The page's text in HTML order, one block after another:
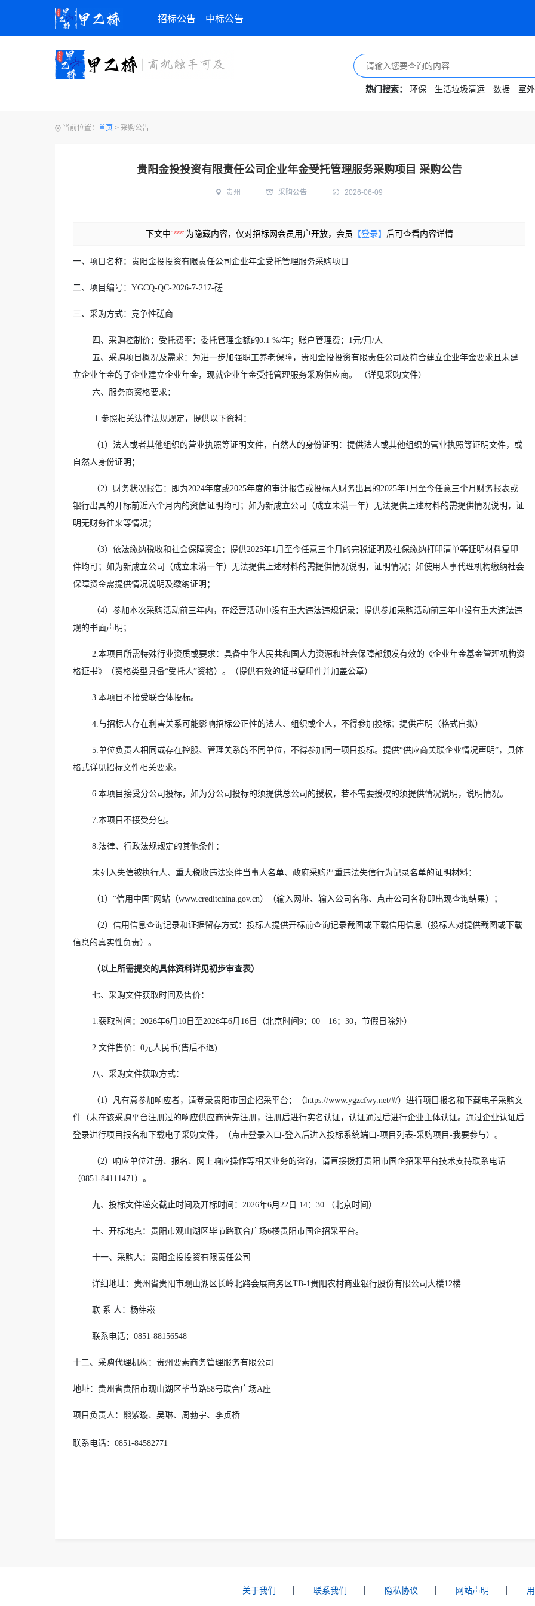
招标公告 中标公告
热门搜索： 环保 生活垃圾清运 数据 室
当前位置： 首页 > 采购公告
贵阳金投投资有限责任公司企业年金受托管理服务采购项目 采购公告
贵州 采购公告 2026-06-09
下文中“***”为隐藏内容，仅对招标网会员用户开放，会员 【登录】 后可查看内容详情
一、 项目名称：贵阳金投投资有限责任公司企业年金受托管理服务采购项目
二、 项 目编号：YGCQ-QC-2026-7-217-磋
三、采购方式：竞争性磋商
四、采购控制价：受托费率：委托管理金额的0.1 %/年；账户管理费：1元/月/人
五、 采购项目概况及需求：为进一步加强职工养老保障，贵阳金投投资有限责任公司及符合建立企业年金要求且未建
立企业年金的子企业建立企业年金，现就企业年金受托管理服务采购供应商。
（详见采购文件）
六、 服务商资格要求：
1.参照相关法律法规规定，提供以下资料：
（1）法人或者其他组织的营业执照等证明文件，自然人的身份证明：提供法人或其他组织的营业执照等证明文件，或
自然人身份证明；
（2）财务状况报告：即为2024年度或2025年度的审计报告或投标人财务出具的2025年1月至今任意三个月财务报表或
银行出具的开标前近六个月内的资信证明均可；如为新成立公司（成立未满一年）无法提供上述材料的需提供情况说明，证
明无财务往来等情况；
（3）依法缴纳税收和社会保障资金：提供2025年1月至今任意三个月的完税证明及社保缴纳打印清单等证明材料复印
件均可；如为新成立公司（成立未满一年）无法提供上述材料的需提供情况说明，证明情况；如使用人事代理机构缴纳社会
保障资金需提供情况说明及缴纳证明；
（4）参加本次采购活动前三年内，在经营活动中没有重大违法违规记录：提供参加采购活动前三年中没有重大违法违
规的书面声明；
2.本项目所需特殊行业资质或要求：具备中华人民共和国人力资源和社会保障部颁发有效的《企业年金基金管理机构资
格证书》（资格类型具备“受托人”资格）。（提供有效的证书复印件并加盖公章）
3.本项目不接受联合体投标。
4.与招标人存在利害关系可能影响招标公正性的法人、组织或个人，不得参加投标；提供声明（格式自拟）
5.单位负责人相同或存在控股、管理关系的不同单位，不得参加同一项目投标。提供“供应商关联企业情况声明”，具体
格式详见招标文件相关要求。
6.本项目接受分公司投标，如为分公司投标的须提供总公司的授权，若不需要授权的须提供情况说明，说明情况。
7.本项目不接受分包。
8.法律、行政法规规定的其他条件：
未列入失信被执行人、重大税收违法案件当事人名单、政府采购严重违法失信行为记录名单的证明材料：
（1）“信用中国”网站（www.creditchina.gov.cn）（输入网址、输入公司名称、点击公司名称即出现查询结果）；
（2）信用信息查询记录和证据留存方式：投标人提供开标前查询记录截图或下载信用信息（投标人对提供截图或下载
信息的真实性负责）。
（以上所需提交的具体资料详见初步审查表）
七、 采购文件获取时间及售价：
1 获取时间 ： 2026年6月 10日 至2026年6月 16 日 （北京时间 9：00—16： 30，节假日除外）
2. 文件售价：0元人民币(售后不退)
八 、 采购文件获取方式：
（1 ）
凡有意参加响应者，请登录贵阳市国企招采平台：（https://www.ygzcfwy.net/#/）进行项目报名和下载电子采购文
件（未在该采购平台注册过的响应供应商请先注册，注册后进行实名认证，认证通过后进行企业主体认证。通过企业认证后
登录进行项目报名和下载电子采购文件，（点击登录入口-登入后进入投标系统端口-项目列表-采购项目 -我要参与）。
（2）响应单位注册、报名、网上响应操作等相关业务的咨询，请直接拨打 贵阳市国企招采平台技术支持联系电话
（0851-84111471 ）。
九、 投标文件递交截止时间 及开标时间： 2026年6月 22 日 14：30 （北京时间 ）
十、 开标地点 ： 贵阳市观山湖区毕节路联合广场6楼贵阳市国企招采平台。
十一、 采购人： 贵阳金投投资有限责任公司
详细地址：贵州省贵阳市观山湖区长岭北路会展商务区TB-1贵阳农村商业银行股份有限公司大楼12楼
联 系 人：杨纬崧
联系电话：0851-88156548
十二、采购代理机构： 贵州要素商务管理服务有限公司
地址：贵州省贵阳市观山湖区毕节路58号联合广场A座
项目负责人：熊紫璇、吴琳、周勃宇、李贞桥
联系电话：0851-84582771
关于我们 联系我们 隐私协议 网站声明